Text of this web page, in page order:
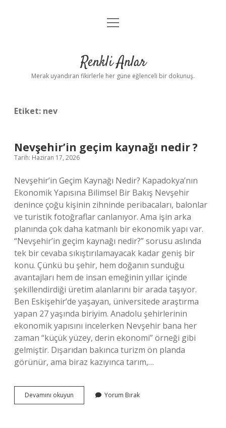
Anasayfa
Yasal Uyarı
menüyü
Renkli Anlar
Merak uyandıran fikirlerle her güne eğlenceli bir dokunuş.
Etiket: nev
Nevşehir’in geçim kaynağı nedir ?
Tarih: Haziran 17, 2026
Nevşehir’in Geçim Kaynağı Nedir? Kapadokya’nın
Ekonomik Yapısına Bilimsel Bir Bakış Nevşehir
denince çoğu kişinin zihninde peribacaları, balonlar
ve turistik fotoğraflar canlanıyor. Ama işin arka
planında çok daha katmanlı bir ekonomik yapı var.
“Nevşehir’in geçim kaynağı nedir?” sorusu aslında
tek bir cevaba sıkıştırılamayacak kadar geniş bir
konu. Çünkü bu şehir, hem doğanın sunduğu
avantajları hem de insan emeğinin yıllar içinde
şekillendirdiği üretim alanlarını bir arada taşıyor.
Ben Eskişehir’de yaşayan, üniversitede araştırma
yapan 27 yaşında biriyim. Anadolu şehirlerinin
ekonomik yapısını incelerken Nevşehir bana her
zaman “küçük yüzey, derin ekonomi” örneği gibi
gelmiştir. Dışarıdan bakınca turizm ön planda
görünür, ama biraz kazıyınca tarım,…
Devamını okuyun Nevşehir’in
geçim
Yorum Bırak